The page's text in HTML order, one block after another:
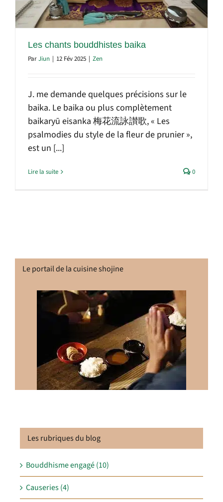
Les chants bouddhistes baika
ParJiun | 12 Fév 2025 | Zen
J. me demande quelques précisions sur le
baika. Le baika ou plus complètement
baikaryū eisanka 梅花流詠讃歌, « Les
psalmodies du style de la fleur de prunier »,
est un [...]
Lire la suite 0
Le portail de la cuisine shojine
Les rubriques du blog
Bouddhisme engagé (10)
Causeries (4)